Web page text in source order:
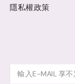
隱私權政策